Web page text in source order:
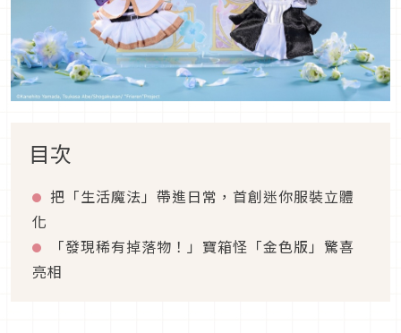
目次
把「生活魔法」帶進日常，首創迷你服裝立體
化
「發現稀有掉落物！」寶箱怪「金色版」驚喜
亮相